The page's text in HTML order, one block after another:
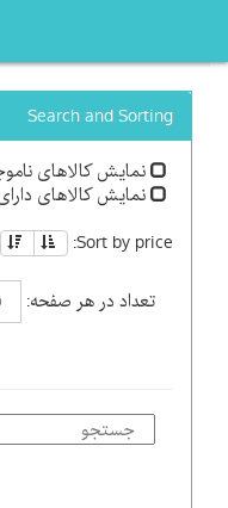
Search and Sorting
نمایش کالاهای
نمایش کالاهای
Sort by price:
تعداد در هر صفحه: